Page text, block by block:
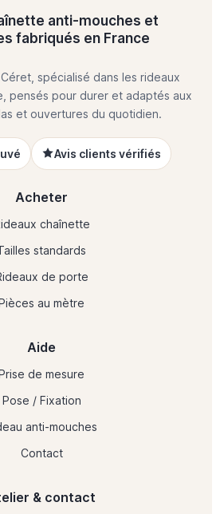
anti-mouches et
fabriqués en France
spécialisé dans les rideaux
pensés pour durer et adaptés aux
et ouvertures du quotidien.
Avis clients vérifiés
Acheter
chaînette
standards
de porte
au mètre
Aide
de mesure
Pose / Fixation
anti-mouches
Contact
& contact